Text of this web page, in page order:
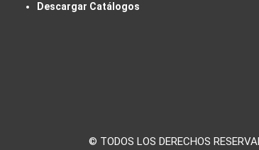
Descargar Catálogos
© TODOS LOS DERECHOS